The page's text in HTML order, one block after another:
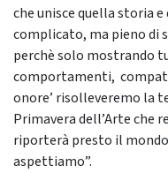
che unisce quella storia
complicato, ma pieno di
perchè solo mostrando
comportamenti,
onore’ risolleveremo la
Primavera dell’Arte che
riporterà presto il
aspettiamo”.